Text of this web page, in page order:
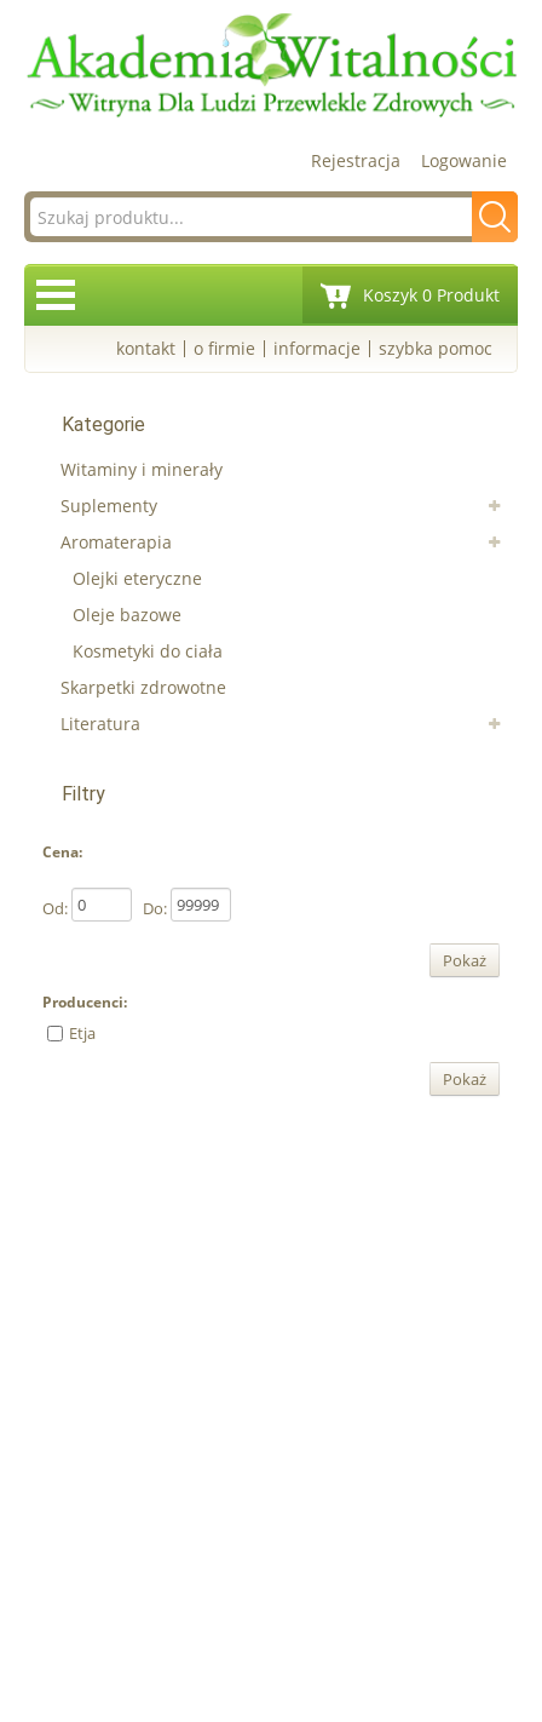
Logowanie
Rejestracja
Koszyk 0 Produkt
kontakt o firmie informacje szybka pomoc
Kategorie
Witaminy i minerały
Suplementy
Aromaterapia
Olejki eteryczne
Oleje bazowe
Kosmetyki do ciała
Skarpetki zdrowotne
Literatura
Filtry
Cena:
Od: Do:
Pokaż
Producenci:
Etja
Pokaż